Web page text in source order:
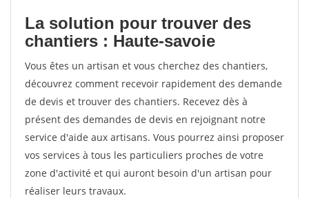
La solution pour trouver des
chantiers : Haute-savoie
Vous êtes un artisan et vous cherchez des chantiers,
découvrez comment recevoir rapidement des demande
de devis et trouver des chantiers. Recevez dès à
présent des demandes de devis en rejoignant notre
service d'aide aux artisans. Vous pourrez ainsi proposer
vos services à tous les particuliers proches de votre
zone d'activité et qui auront besoin d'un artisan pour
réaliser leurs travaux.